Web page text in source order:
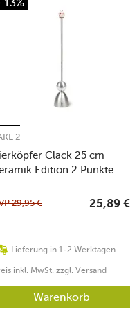
Clack 25 cm
Edition 2 Punkte
2
Lieferung in 1-2 Werktagen
29,95 € 25,89 €
inkl. MwSt. zzgl. Versand
Warenkorb